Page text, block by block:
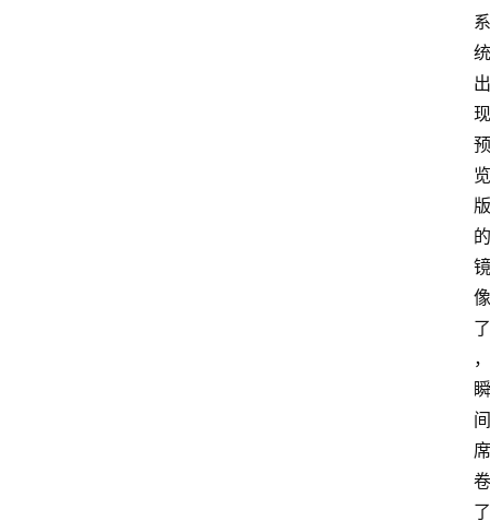
系
统
出
现
预
览
版
的
镜
像
了
，
瞬
间
席
卷
了